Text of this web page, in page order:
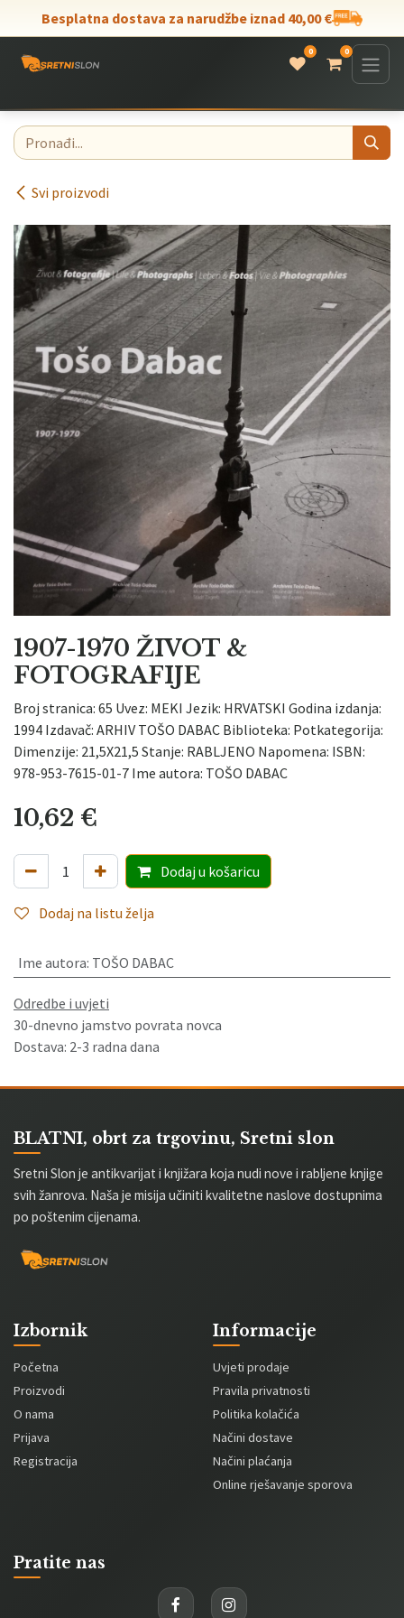
Skip to Content
Besplatna dostava za narudžbe iznad 40,00 €
0 0
Svi proizvodi
1907-1970 ŽIVOT &
FOTOGRAFIJE
Broj stranica: 65 Uvez: MEKI Jezik: HRVATSKI Godina izdanja:
1994 Izdavač: ARHIV TOŠO DABAC Biblioteka: Potkategorija:
Dimenzije: 21,5X21,5 Stanje: RABLJENO Napomena: ISBN:
978-953-7615-01-7 Ime autora: TOŠO DABAC
10,62 €
Dodaju košaricu
Dodaj na listu želja
Ime autora: TOŠO DABAC
Odredbe i uvjeti
30-dnevno jamstvo povrata novca
Dostava: 2-3 radna dana
BLATNI, obrt za trgovinu, Sretni slon
Sretni Slon je antikvarijat i knjižara koja nudi nove i rabljene knjige
svih žanrova. Naša je misija učiniti kvalitetne naslove dostupnima
po poštenim cijenama.
Izbornik
Početna
Proizvodi
O nama
Prijava
Registracija
Informacije
Uvjeti prodaje
Pravila privatnosti
Politika kolačića
Načini dostave
Načini plaćanja
Online rješavanje sporova
Pratite nas